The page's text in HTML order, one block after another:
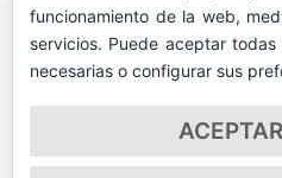
funcionamiento de la web,
servicios. Puede aceptar
necesarias o configurar sus